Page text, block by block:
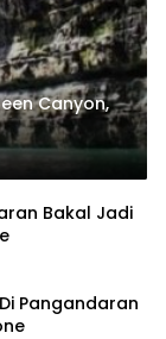
Canyon,
Bakal Jadi
Pangandaran